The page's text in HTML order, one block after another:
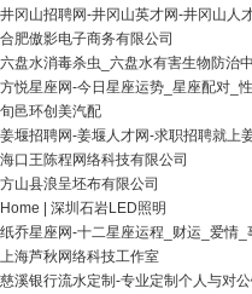
井冈山招聘网-井冈山英才网-井冈山人
合肥傲影电子商务有限公司
六盘水消毒杀虫_六盘水有害生物防治
方悦星座网-今日星座运势_星座配对_
旬邑环创美汽配
姜堰招聘网-姜堰人才网-求职招聘就上
海口王陈程网络科技有限公司
方山县浪呈坯布有限公司
Home | 深圳石岩LED照明
纸乔星座网-十二星座运程_财运_爱情_
上海芦秋网络科技工作室
慈溪银行流水定制-专业定制个人与对